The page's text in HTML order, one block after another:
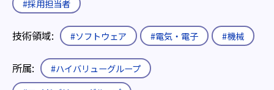
#採用担当者
技術領域: #ソフトウェア #電気・電子 #機械
所属:
#ハイバリューグループ